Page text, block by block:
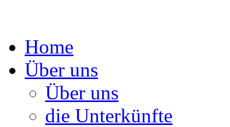
Springe
zum
Home
Über uns
Über uns
die Unterkünfte